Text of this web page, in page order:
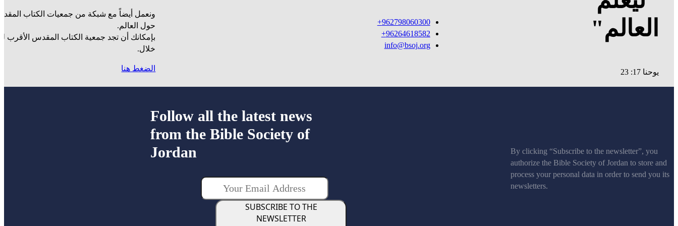
العالم"
يوحنا 17: 23
962798060300+
96264618582+
info@bsoj.org
ونعمل أيضاً مع شبكة من جمعيات الكتاب
حول العالم.
بإمكانك أن تجد جمعية الكتاب المقدس الأقرب
خلال.
الضغط هنا
By clicking “Subscribe to the newsletter”, you
authorize the Bible Society of Jordan to store and
process your personal data in order to send you its
newsletters.
Follow all the latest news
from the Bible Society of
Jordan
SUBSCRIBE TO THE
NEWSLETTER